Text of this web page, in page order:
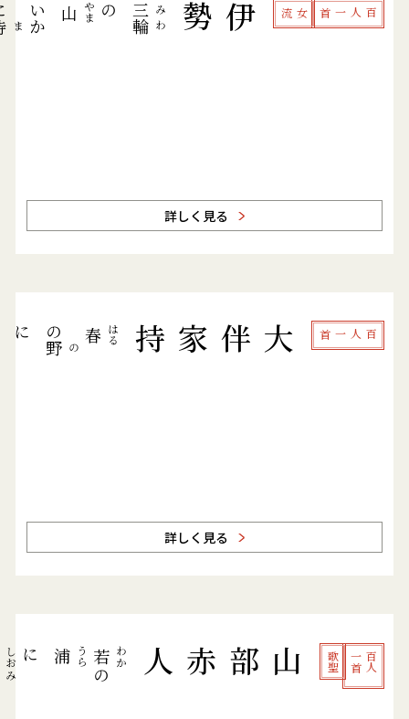
百人一首
女流
伊勢
三輪 みわ
の
山 やま
い
ま
詳しく見る
百人一首
大伴家持
春 はる
の
野
の
に
あ
さ
詳しく見る
百
人
一
首
歌聖
山部赤人
若 わか
の
浦 うら
に
しお
み